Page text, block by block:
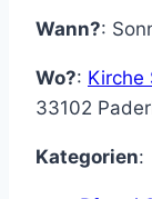
Wann?:
Wo?: Kirche
33102
Kategorien: